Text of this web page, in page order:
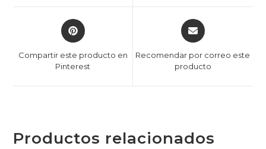
Compartir este producto en
Pinterest
Recomendar por correo este
producto
Productos relacionados